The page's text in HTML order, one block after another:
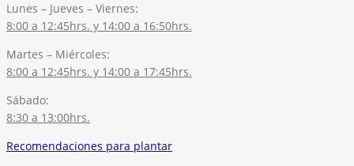
Lunes – Jueves – Viernes:
8:00 a 12:45hrs. y 14:00 a 16:50hrs.
Martes – Miércoles:
8:00 a 12:45hrs. y 14:00 a 17:45hrs.
Sábado:
8:30 a 13:00hrs.
Recomendaciones para plantar